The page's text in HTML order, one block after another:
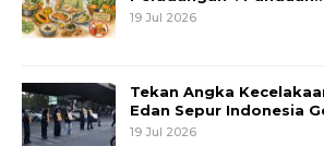
19 Jul 2026
Tekan Angka
Edan Sepur Indonesia
19 Jul 2026